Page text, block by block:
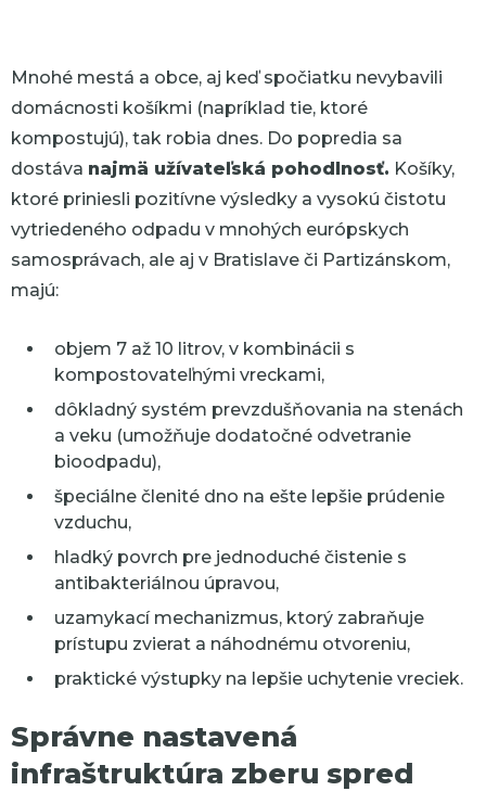
Mnohé mestá a obce, aj keď spočiatku nevybavili
domácnosti košíkmi (napríklad tie, ktoré
kompostujú), tak robia dnes. Do popredia sa
dostáva najmä užívateľská pohodlnosť. Košíky,
ktoré priniesli pozitívne výsledky a vysokú čistotu
vytriedeného odpadu v mnohých európskych
samosprávach, ale aj v Bratislave či Partizánskom,
majú:
objem 7 až 10 litrov, v kombinácii s
kompostovateľnými vreckami,
dôkladný systém prevzdušňovania na stenách
a veku (umožňuje dodatočné odvetranie
bioodpadu),
špeciálne členité dno na ešte lepšie prúdenie
vzduchu,
hladký povrch pre jednoduché čistenie s
antibakteriálnou úpravou,
uzamykací mechanizmus, ktorý zabraňuje
prístupu zvierat a náhodnému otvoreniu,
praktické výstupky na lepšie uchytenie vreciek.
Správne nastavená
infraštruktúra zberu spred